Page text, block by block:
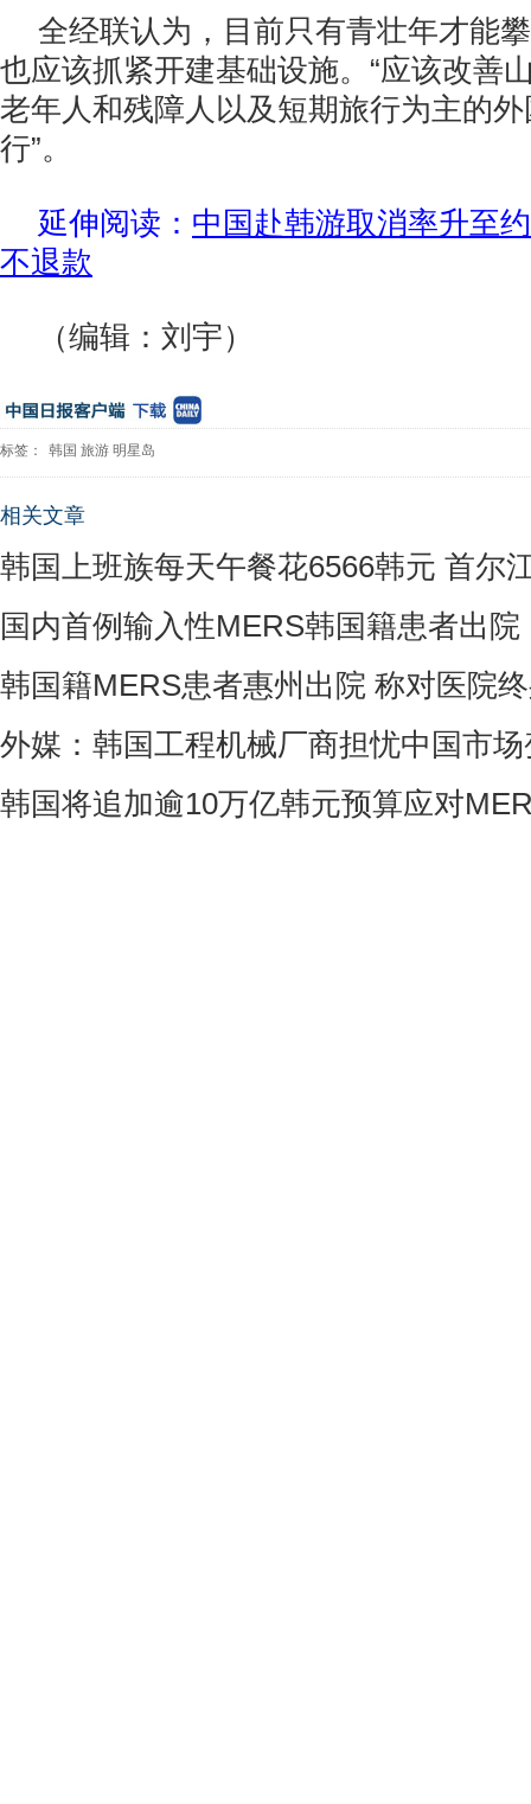
全经联认为，目前只有青壮年才能
也应该抓紧开建基础设施。“应该改善
老年人和残障人以及短期旅行为主的
行”。
延伸阅读： 中国赴韩游取消率升至
不退款
（编辑：刘宇）
标签： 韩国 旅游 明星岛
相关文章
韩国上班族每天午餐花6566韩元 首尔
国内首例输入性MERS韩国籍患者出院
韩国籍MERS患者惠州出院 称对医院
外媒：韩国工程机械厂商担忧中国市
韩国将追加逾10万亿韩元预算应对